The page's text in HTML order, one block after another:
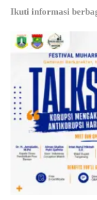
Ikuti informasi